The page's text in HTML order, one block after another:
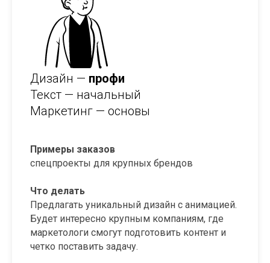
Дизайн — профи
Текст — начальный
Маркетинг — основы
Примеры заказов
спецпроекты для крупных брендов
Что делать
Предлагать уникальный дизайн с анимацией.
Будет интересно крупным компаниям, где
маркетологи смогут подготовить контент и
четко поставить задачу.